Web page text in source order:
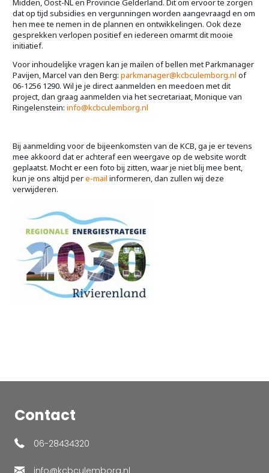
Midden, Oost-NL en Provincie Gelderland. Dit om ervoor te zorgen
dat op tijd subsidies en vergunningen worden aangevraagd en om
hen mee te nemen in de plannen en ontwikkelingen. Ook deze
gesprekken verlopen positief en iedereen omarmt dit mooie
initiatief.
Voor inhoudelijke vragen kan je mailen of bellen met Parkmanager
Pavijen, Marcel van den Berg: parkmanager@kcbculemborg.nl of
06-1256 1290. Wil je je direct aanmelden en meedoen met dit
project, dan graag aanmelden via het secretariaat, Monique van
Ringelenstein: info@kcbculemborg.nl
Bij aanmelding voor de bijeenkomsten van de KCB, ga je er tevens
mee akkoord dat er achteraf een weergave op de website wordt
geplaatst. Mocht er een foto bij zitten, waar je niet blij mee bent,
kun je ons altijd pere-mail informeren, dan zullen wij deze
verwijderen.
Contact
06-28434320
info@kcbculemborg.nl